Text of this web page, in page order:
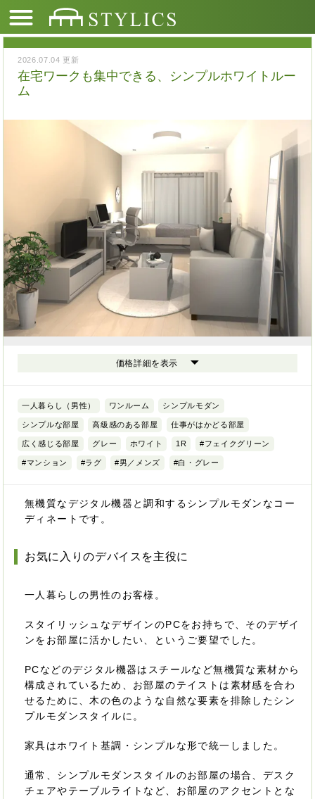
2026.07.04 更新
在宅ワークも集中できる、シンプルホワイトルー
ム
価格詳細を表示
一人暮らし（男性） ワンルーム シンプルモダン
シンプルな部屋 高級感のある部屋 仕事がはかどる部屋
広く感じる部屋 グレー ホワイト 1R #フェイクグリーン
#マンション #ラグ #男／メンズ #白・グレー
無機質なデジタル機器と調和するシンプルモダンなコー
ディネートです。
お気に入りのデバイスを主役に
一人暮らしの男性のお客様。
スタイリッシュなデザインのPCをお持ちで、そのデザイ
ンをお部屋に活かしたい、というご要望でした。
PCなどのデジタル機器はスチールなど無機質な素材から
構成されているため、お部屋のテイストは素材感を合わ
せるために、木の色のような自然な要素を排除したシン
プルモダンスタイルに。
家具はホワイト基調・シンプルな形で統一しました。
通常、シンプルモダンスタイルのお部屋の場合、デスク
チェアやテーブルライトなど、お部屋のアクセントとな